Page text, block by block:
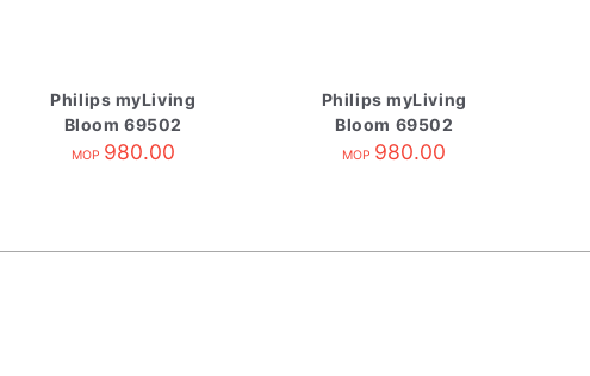
Philips myLiving
Bloom 69502
MOP 980.00
Philips myLiving
Bloom 69502
MOP 980.00